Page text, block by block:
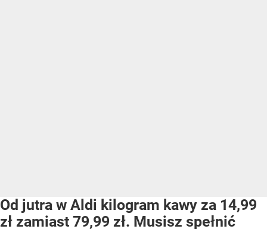
Od jutra w Aldi kilogram kawy za 14,99
zł zamiast 79,99 zł. Musisz spełnić